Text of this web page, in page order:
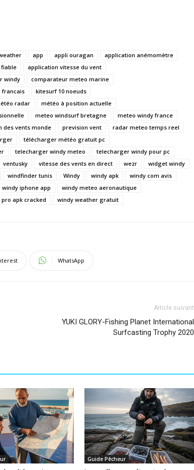
app appli ouragan
application anémomètre
application vitesse du vent
windy
comparateur meteo marine
francais
kitesurf 10 noeuds
radar
météo à position actuelle
meteo windsurf bretagne
meteo windy france
des vents monde prevision vent
radar meteo temps reel
télécharger météo gratuit pc
telecharger windy meteo
telecharger windy pour pc
ventusky vitesse des vents en direct wezr
widget windy
windfinder tunis Windy windy apk
windy com avis
windy iphone app
windy meteo aeronautique
pro apk cracked windy weather gratuit
WhatsApp
Article suivant
YUKI GLORY-Fishing Planet International
Surfcasting Trophy 2020
Guide Pêcheur